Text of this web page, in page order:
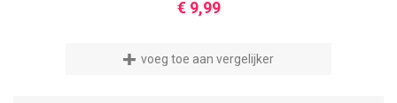
€ 9,99Prijs
voeg toe aan vergelijker